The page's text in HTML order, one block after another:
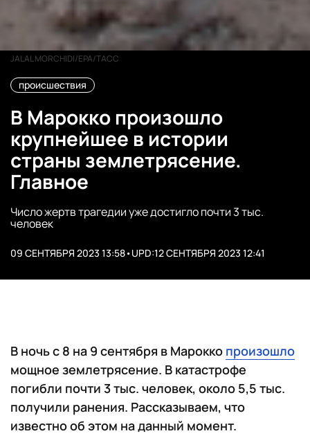
JALAL MORCHIDI/EPA/ТАСС
происшествия
В Марокко произошло
крупнейшее в истории
страны землетрясение.
Главное
Число жертв трагедии уже достигло почти 3 тыс.
человек
09 СЕНТЯБРЯ 2023 13:58•UPD:12 СЕНТЯБРЯ 2023 12:41
В ночь с 8 на 9 сентября в Марокко произошло
мощное землетрясение. В катастрофе
погибли почти 3 тыс. человек, около 5,5 тыс.
получили ранения. Рассказываем, что
известно об этом на данный момент.